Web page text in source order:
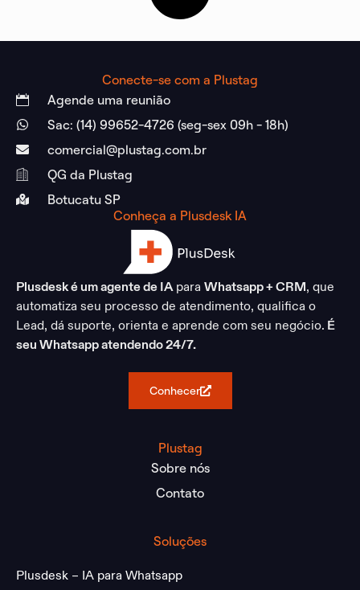
Conecte-se com a Plustag
Agende uma reunião
Sac: (14) 99652-4726 (seg-sex 09h - 18h)
comercial@plustag.com.br
QG da Plustag
Botucatu SP
Conheça a Plusdesk IA
Plusdesk é um agente de IApara Whatsapp + CRM, que
automatiza seu processo de atendimento, qualifica o
Lead, dá suporte, orienta e aprende com seu negócio. É
seu Whatsapp atendendo 24/7.
Conhecer
Plustag
Sobre nós
Contato
Soluções
Plusdesk – IA para Whatsapp